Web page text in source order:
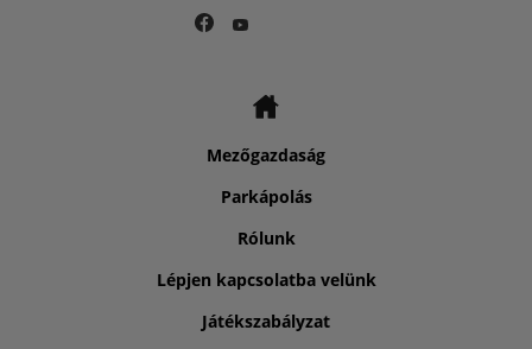
Mezőgazdaság
Parkápolás
Rólunk
Lépjen kapcsolatba velünk
Játékszabályzat